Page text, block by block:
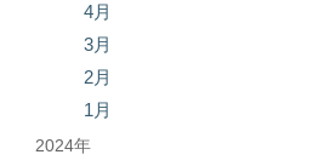
4月
3月
2月
1月
2024年